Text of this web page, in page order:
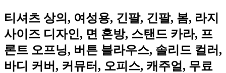
티셔츠 상의, 여성용, 긴팔, 긴팔, 봄, 라지
사이즈 디자인, 면 혼방, 스탠드 카라, 프
론트 오프닝, 버튼 블라우스, 솔리드 컬러,
바디 커버, 커뮤터, 오피스, 캐주얼, 무료